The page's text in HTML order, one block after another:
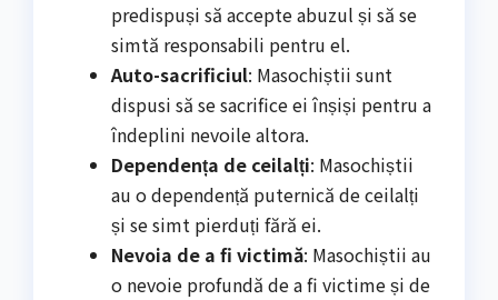
predispuși să accepte abuzul și să se
simtă responsabili pentru el.
Auto-sacrificiul: Masochiștii sunt
dispusi să se sacrifice ei înșiși pentru a
îndeplini nevoile altora.
Dependența de ceilalți: Masochiștii
au o dependență puternică de ceilalți
și se simt pierduți fără ei.
Nevoia de a fi victimă: Masochiștii au
o nevoie profundă de a fi victime și de